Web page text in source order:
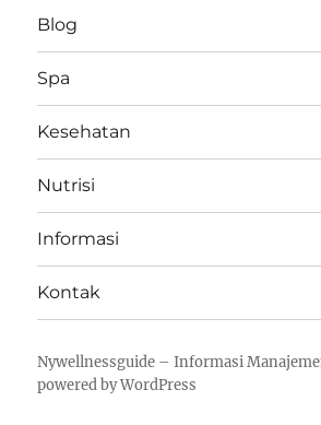
Blog
Spa
Kesehatan
Nutrisi
Informasi
Kontak
Nywellnessguide – Informasi
powered by WordPress